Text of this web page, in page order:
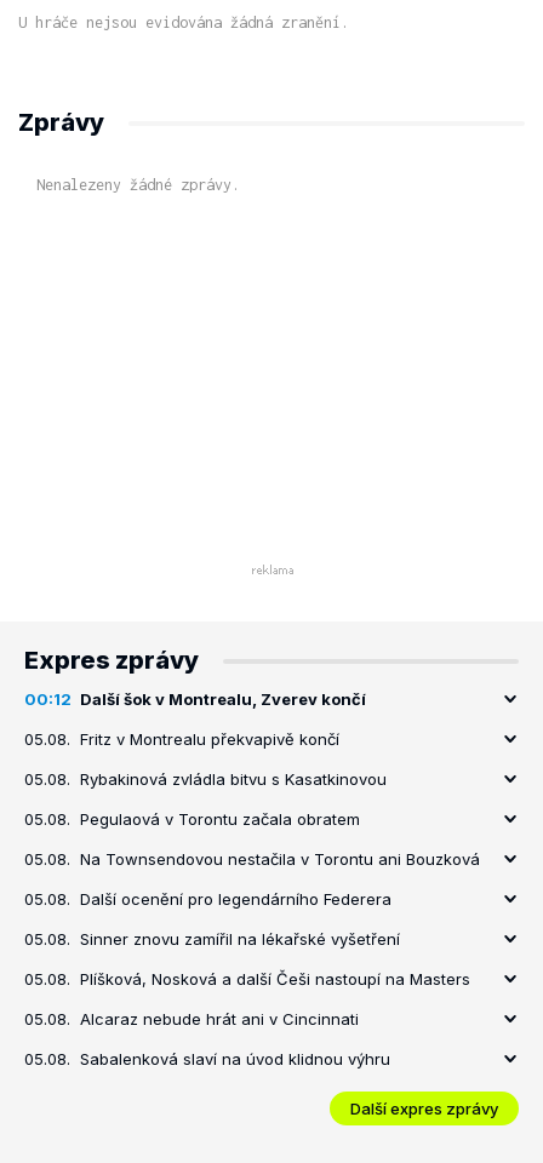
U hráče nejsou evidována žádná zranění.
Zprávy
Nenalezeny žádné zprávy.
Expres zprávy
00:12 Další šok v Montrealu, Zverev končí
05.08. Fritz v Montrealu překvapivě končí
05.08. Rybakinová zvládla bitvu s Kasatkinovou
05.08. Pegulaová v Torontu začala obratem
05.08. Na Townsendovou nestačila v Torontu ani Bouzková
05.08. Další ocenění pro legendárního Federera
05.08. Sinner znovu zamířil na lékařské vyšetření
05.08. Plíšková, Nosková a další Češi nastoupí na Masters
05.08. Alcaraz nebude hrát ani v Cincinnati
05.08. Sabalenková slaví na úvod klidnou výhru
Další expres zprávy